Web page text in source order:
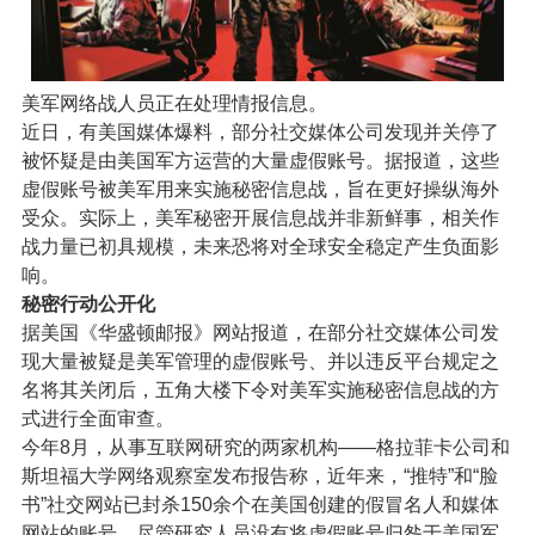
美军网络战人员正在处理情报信息。
近日，有美国媒体爆料，部分社交媒体公司发现并关停了
被怀疑是由美国军方运营的大量虚假账号。据报道，这些
虚假账号被美军用来实施秘密信息战，旨在更好操纵海外
受众。实际上，美军秘密开展信息战并非新鲜事，相关作
战力量已初具规模，未来恐将对全球安全稳定产生负面影
响。
秘密行动公开化
据美国《华盛顿邮报》网站报道，在部分社交媒体公司发
现大量被疑是美军管理的虚假账号、并以违反平台规定之
名将其关闭后，五角大楼下令对美军实施秘密信息战的方
式进行全面审查。
今年8月，从事互联网研究的两家机构——格拉菲卡公司和
斯坦福大学网络观察室发布报告称，近年来，“推特”和“脸
书”社交网站已封杀150余个在美国创建的假冒名人和媒体